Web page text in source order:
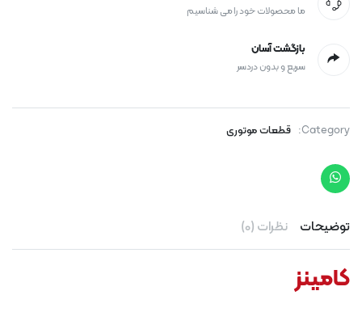
ما محصولات خود را می شناسیم
بازگشت آسان
سریع و بدون دردسر
Category: قطعات موتوری
توضیحات نظرات (0)
کامینز